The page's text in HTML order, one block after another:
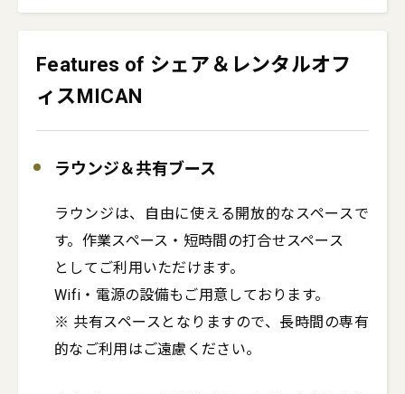
Features of シェア＆レンタルオフ
ィスMICAN
ラウンジ＆共有ブース
ラウンジは、自由に使える開放的なスペースで
す。作業スペース・短時間の打合せスペース
としてご利用いただけます。
Wifi・電源の設備もご用意しております。
※ 共有スペースとなりますので、長時間の専有
的なご利用はご遠慮ください。